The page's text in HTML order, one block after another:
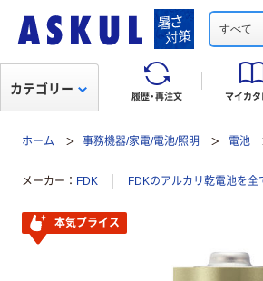
すべて
履歴・再注文 マイカ
カテゴリー
ホーム 事務機器/家電/電池/照明 電池
メーカー FDK FDKのアルカリ乾電池を全
本気プライス